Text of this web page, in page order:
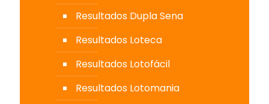
Resultados Dupla Sena
Resultados Loteca
Resultados Lotofácil
Resultados Lotomania